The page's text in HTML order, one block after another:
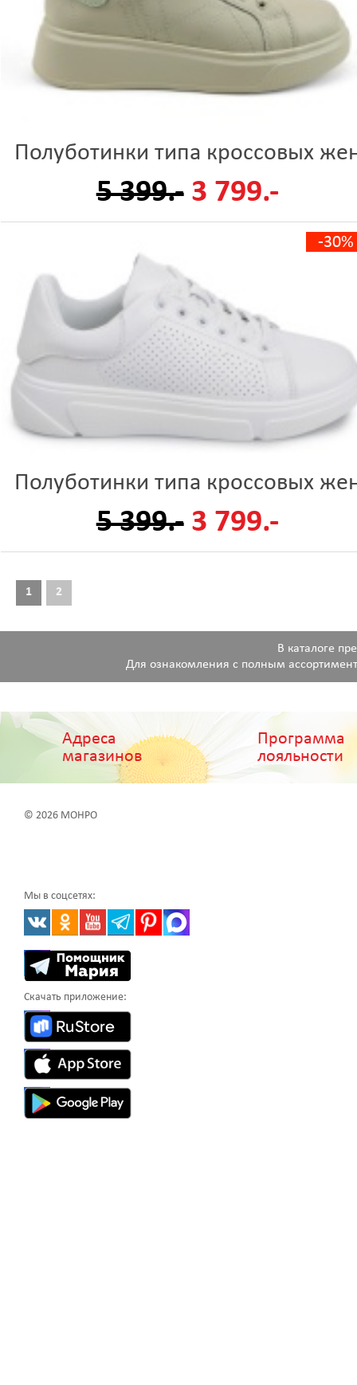
Полуботинки типа кроссовых
5 399.- 3 799.-
-30%
Полуботинки типа кроссовых
5 399.- 3 799.-
1 2
В каталоге
Для ознакомления с полным
Адреса
магазинов
Программа
лояльности
© 2026 МОНРО
Мы в соцсетях:
Скачать приложение: